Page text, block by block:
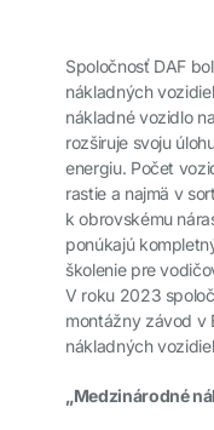
Spoločnosť DAF
nákladných
nákladné vozidlo
rozširuje svoju
energiu. Počet
rastie a najmä v
k obrovskému
ponúkajú
školenie pre
V roku 2023
montážny závod v
nákladných
„Medzinárodné